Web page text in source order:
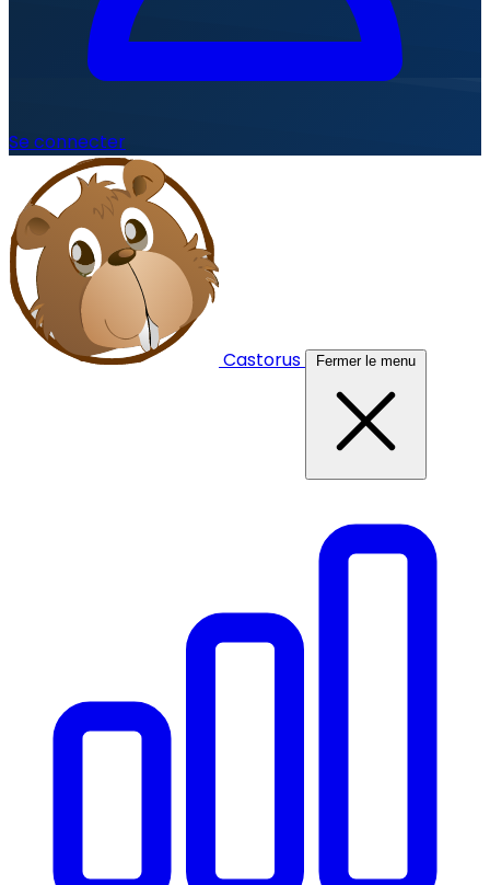
Se connecter
Castorus Fermer le menu